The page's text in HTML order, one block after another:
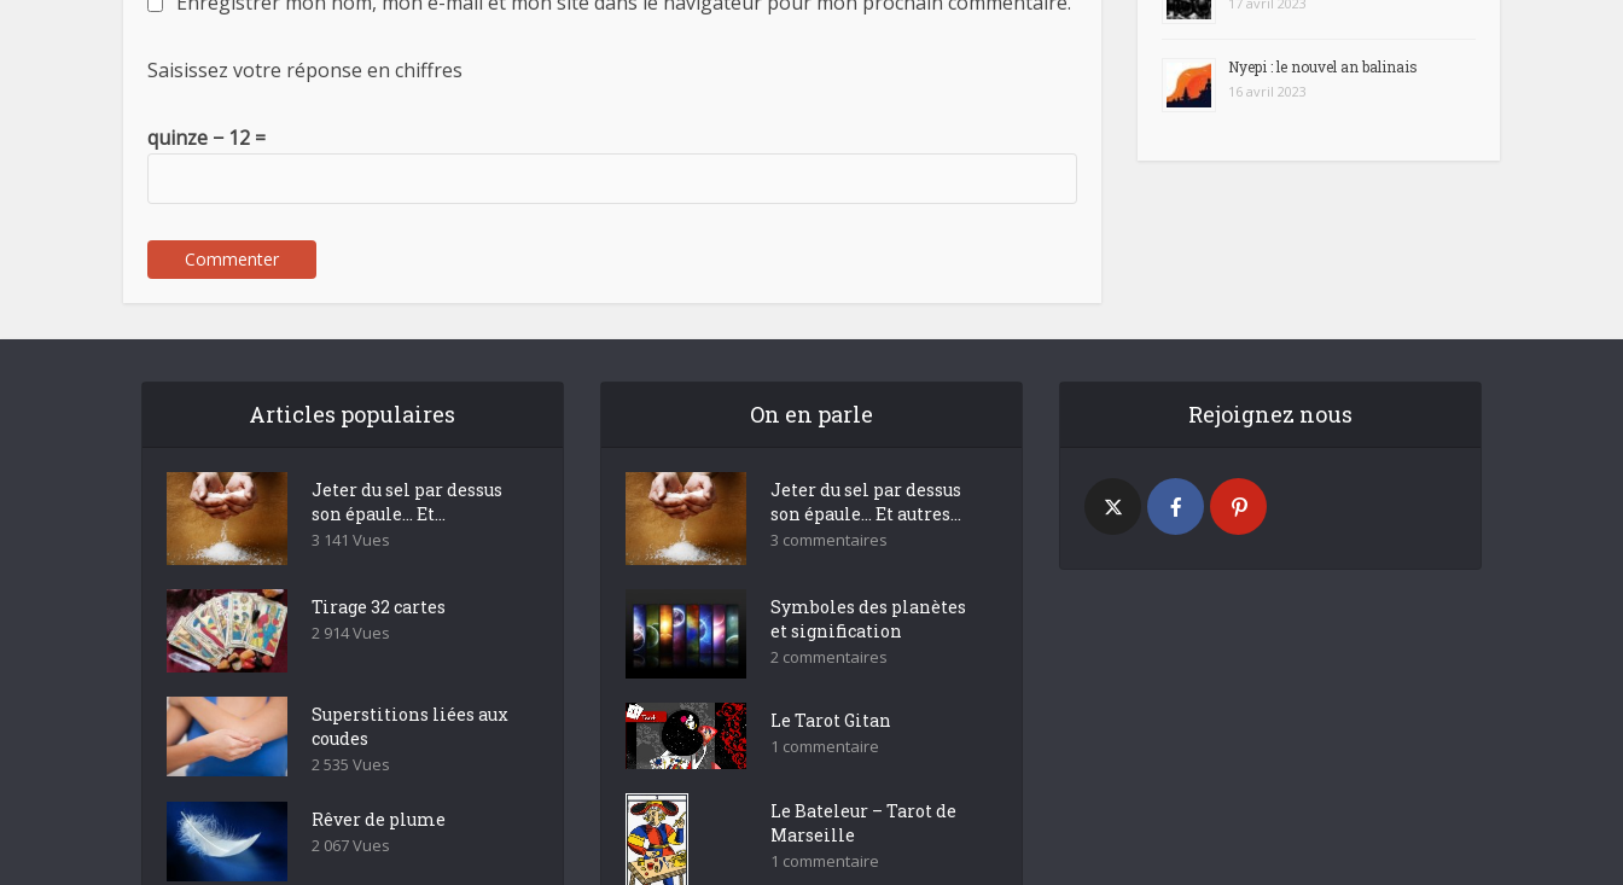
Saisissez votre réponse en chiffres
quinze − 12 =
Nyepi : le nouvel an balinais
16 avril 2023
Articles populaires
Jeter du sel par dessus
son épaule… Et...
3 141 Vues
Tirage 32 cartes
2 914 Vues
Superstitions liées aux
coudes
2 535 Vues
Rêver de plume
2 067 Vues
On en parle
Jeter du sel par dessus
son épaule… Et autres...
3 commentaires
Symboles des planètes
et signification
2 commentaires
Le Tarot Gitan
1 commentaire
Le Bateleur – Tarot de
Marseille
1 commentaire
Rejoignez nous